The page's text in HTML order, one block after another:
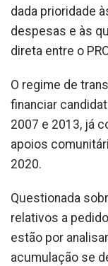
dada prioridade
despesas e às
direta entre o
O regime de
financiar
2007 e 2013, já
apoios
2020.
Questionada
relativos a
estão por
acumulação se